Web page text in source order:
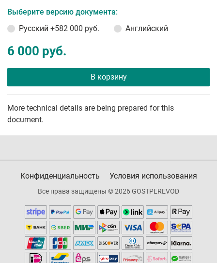
Выберите версию документа:
Русский +582 000 руб. Английский
6 000 руб.
В корзину
More technical details are being prepared for this
document.
Конфиденциальность Условия использования
Все права защищены © 2026 GOSTPEREVOD